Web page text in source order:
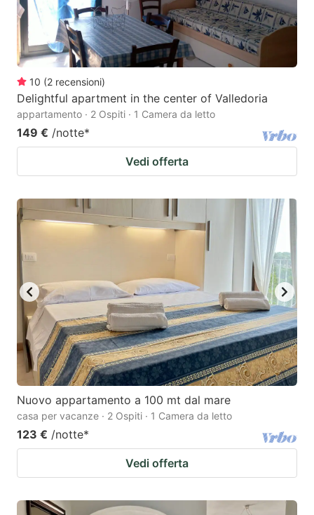
10 (2 recensioni)
Delightful apartment in the center of Valledoria
appartamento · 2 Ospiti · 1 Camera da letto
149 € /notte*
Vedi offerta
Nuovo appartamento a 100 mt dal mare
casa per vacanze · 2 Ospiti · 1 Camera da letto
123 € /notte*
Vedi offerta